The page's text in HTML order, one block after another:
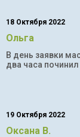
18 Октября 2022
Ольга
В день заявки
два часа
19 Октября 2022
Оксана В.